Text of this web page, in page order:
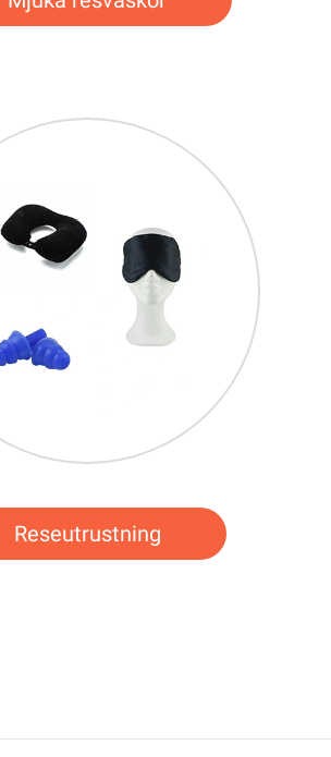
Reseutrustning